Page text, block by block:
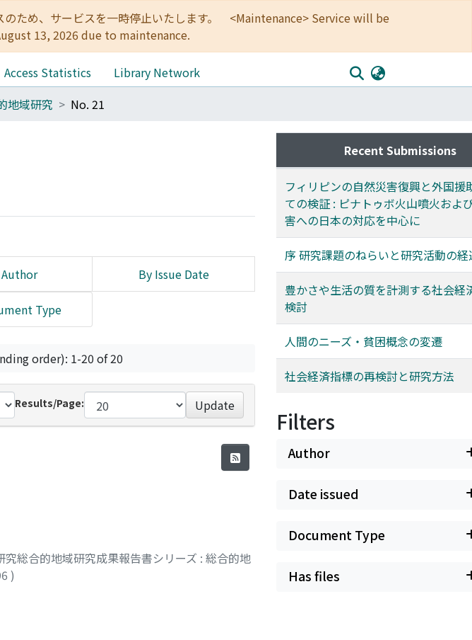
のため、サービスを一時停止いたします。 <Maintenance> Service will be
13, 2026 due to maintenance.
Access Statistics
Library Network
地域研究 No. 21
By Issue Date
Type
order): 1-20 of 20
Results/Page: Update
究総合的地域研究成果報告書シリーズ : 総合的地
)
Recent Submissions
フィリピンの自然災害復興と外国援
ての検証 : ピナトゥボ火山噴火およ
害への日本の対応を中心に
序 研究課題のねらいと研究活動の経
豊かさや生活の質を計測する社会経
検討
人間のニーズ・貧困概念の変遷
社会経済指標の再検討と研究方法
Filters
Author
Date issued
Document Type
Has files